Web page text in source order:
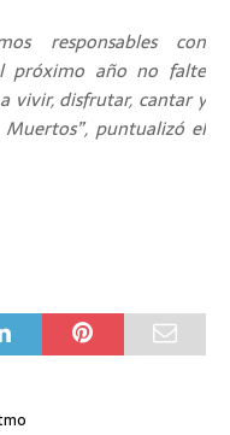
responsables con
próximo año no falte
vivir, disfrutar, cantar y
puntualizó el